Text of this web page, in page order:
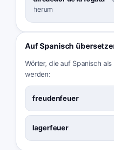
herum
Auf Spanisch
Wörter, die auf Spanisch
werden:
freudenfeuer
lagerfeuer